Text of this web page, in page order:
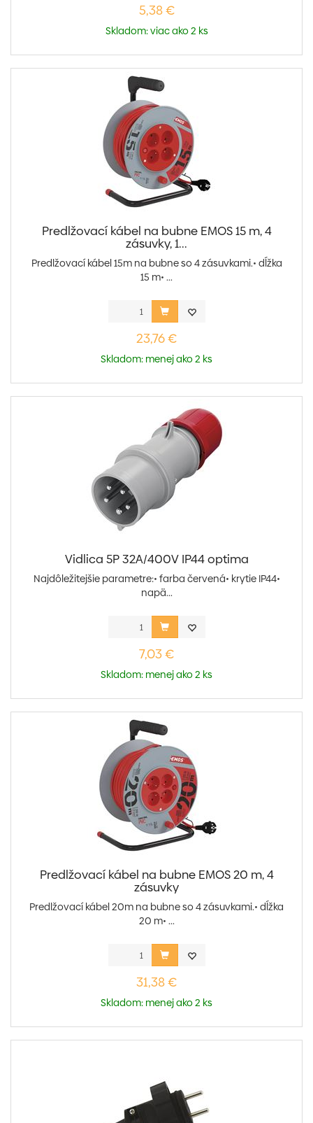
5,38 €
Skladom: viac ako 2 ks
Predlžovací kábel na bubne EMOS 15 m, 4
zásuvky, 1...
Predlžovací kábel 15m na bubne so 4 zásuvkami.• dĺžka
15 m• ...
23,76 €
Skladom: menej ako 2 ks
Vidlica 5P 32A/400V IP44 optima
Najdôležitejšie parametre:• farba červená• krytie IP44•
napä...
7,03 €
Skladom: menej ako 2 ks
Predlžovací kábel na bubne EMOS 20 m, 4
zásuvky
Predlžovací kábel 20m na bubne so 4 zásuvkami.• dĺžka
20 m• ...
31,38 €
Skladom: menej ako 2 ks